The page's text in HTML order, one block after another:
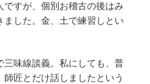
すが、個別お稽古の後はみ
ました。金、土で練習しとい
三味線談義。私にしても、普
匠とだけ話しましたという